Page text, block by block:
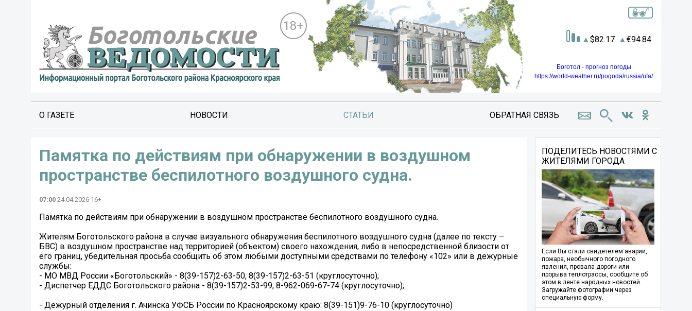
18+
82.17 94.84
Боготол - прогноз погоды
https://world-weather.ru/pogoda/russia/ufa/
О ГАЗЕТЕ НОВОСТИ СТАТЬИ ОБРАТНАЯ СВЯЗЬ
Памятка по действиям при обнаружении в воздушном
пространстве беспилотного воздушного судна.
07:00 24.04.2026 16+
Памятка по действиям при обнаружении в воздушном пространстве беспилотного воздушного судна.
Жителям Боготольского района в случае визуального обнаружения беспилотного воздушного судна (далее по тексту –
БВС) в воздушном пространстве над территорией (объектом) своего нахождения, либо в непосредственной близости от
его границ, убедительная просьба сообщить об этом любыми доступными средствами по телефону «102» или в дежурные
службы:
- МО МВД России «Боготольский» - 8(39-157)2-63-50, 8(39-157)2-63-51 (круглосуточно);
- Диспетчер ЕДДС Боготольского района - 8(39-157)2-53-99, 8-962-069-67-74 (круглосуточно);
- Дежурный отделения г. Ачинска УФСБ России по Красноярскому краю: 8(39-151)9-76-10 (круглосуточно)
ПОДЕЛИТЕСЬ НОВОСТЯМИ С
ЖИТЕЛЯМИ ГОРОДА
Если Вы стали свидетелем аварии,
пожара, необычного погодного
явления, провала дороги или
прорыва теплотрассы, сообщите об
этом в ленте народных новостей.
Загружайте фотографии через
специальную форму.